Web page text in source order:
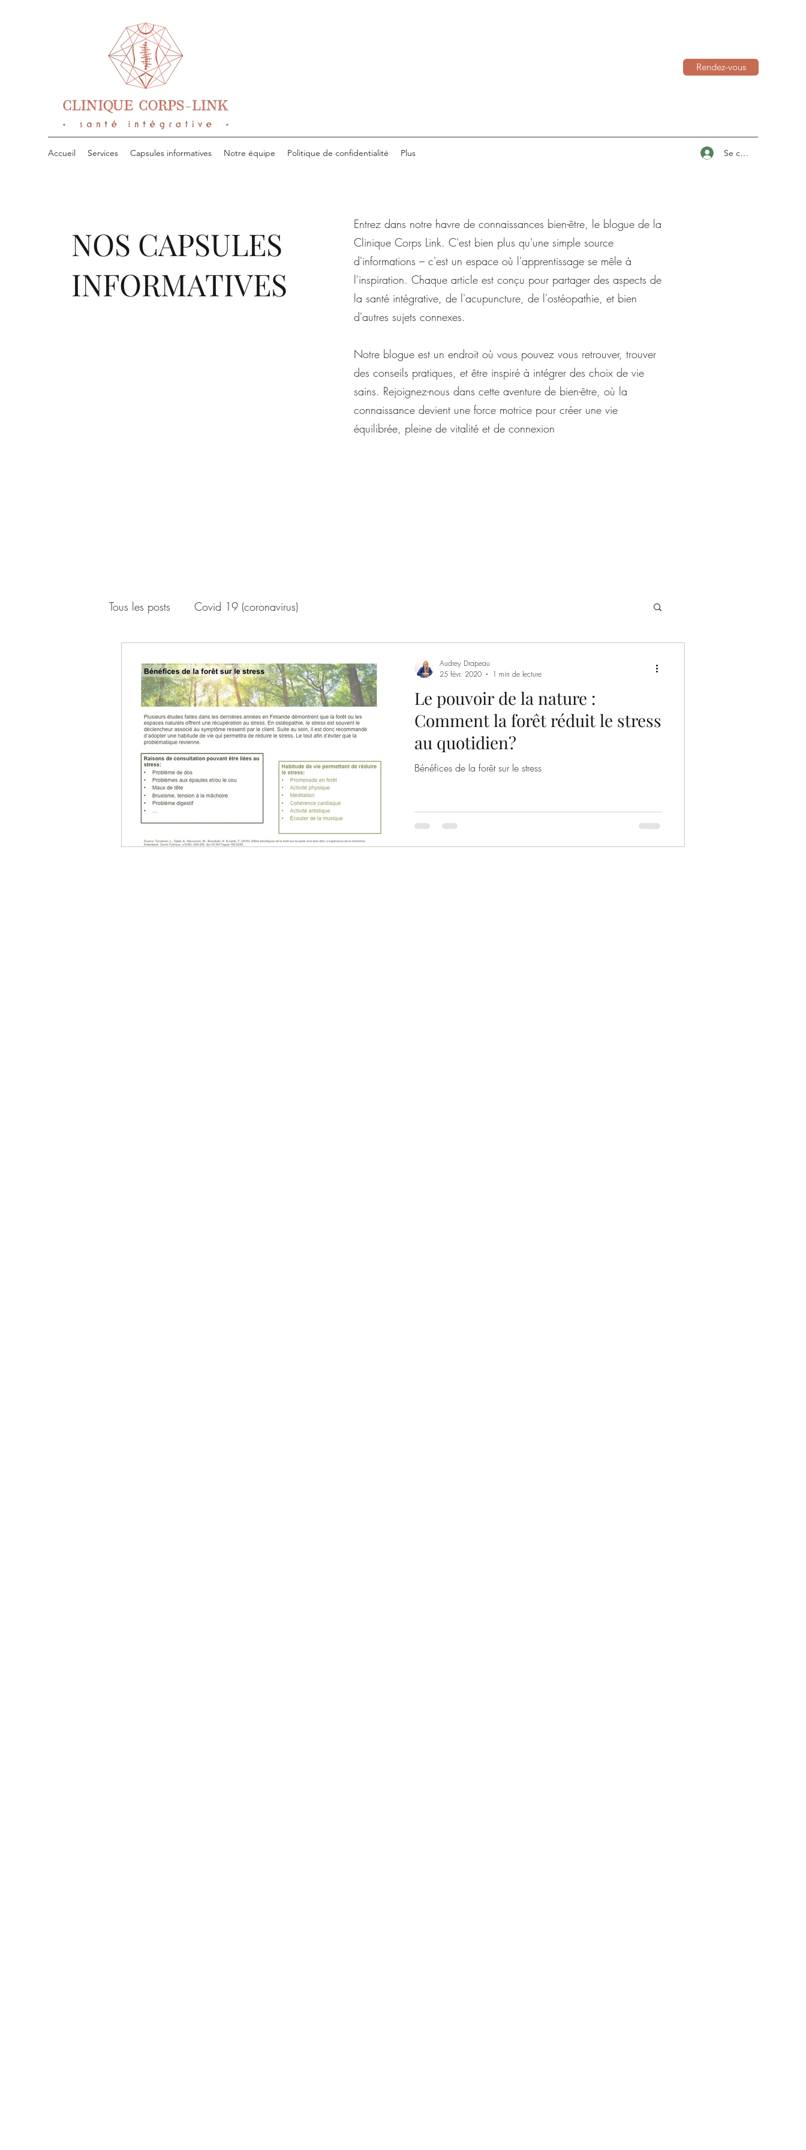
Rendez-vous
Accueil Services Capsules informatives Notre équipe Politique de confidentialité Plus Se connecter
NOS CAPSULES
INFORMATIVES
Entrez dans notre havre de connaissances bien-être, le blogue de la
Clinique Corps Link. C'est bien plus qu'une simple source
d'informations – c'est un espace où l'apprentissage se mêle à
l'inspiration. Chaque article est conçu pour partager des aspects de
la santé intégrative, de l'acupuncture, de l'ostéopathie, et bien
d'autres sujets connexes.
Notre blogue est un endroit où vous pouvez vous retrouver, trouver
des conseils pratiques, et être inspiré à intégrer des choix de vie
sains. Rejoignez-nous dans cette aventure de bien-être, où la
connaissance devient une force motrice pour créer une vie
équilibrée, pleine de vitalité et de connexion
Tous les posts Covid 19 (coronavirus)
Le pouvoir de la nature :
Comment la forêt réduit le stress
au quotidien?
Bénéfices de la forêt sur le stress
Audrey Drapeau
25 févr. 2020
1 min de lecture